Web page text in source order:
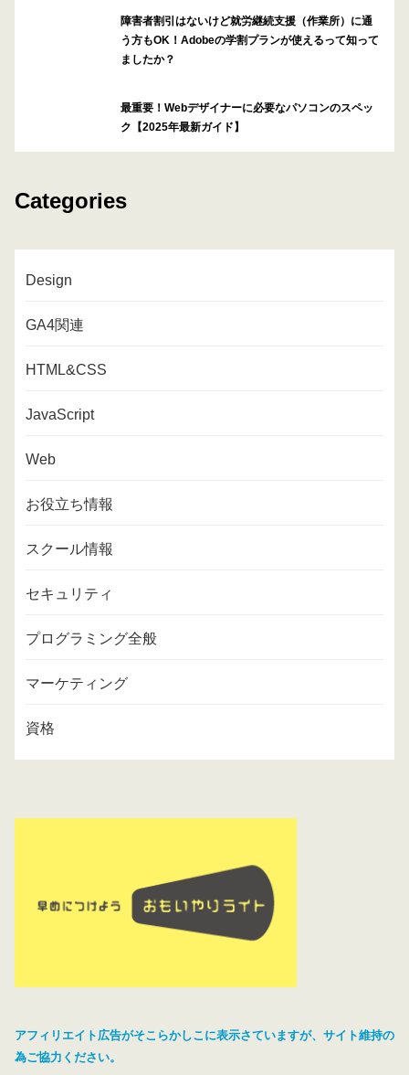
障害者割引はないけど就労継続支援（作業所）に通
う方もOK！Adobeの学割プランが使えるって知って
ましたか？
最重要！Webデザイナーに必要なパソコンのスペッ
ク【2025年最新ガイド】
Categories
Design
GA4関連
HTML&CSS
JavaScript
Web
お役立ち情報
スクール情報
セキュリティ
プログラミング全般
マーケティング
資格
アフィリエイト広告がそこらかしこに表示さていますが、サイト維持の
為ご協力ください。